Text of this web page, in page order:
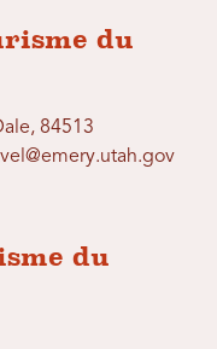
du
84513
du